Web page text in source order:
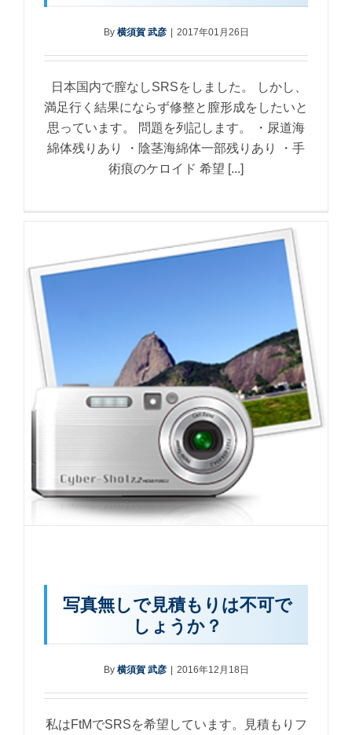
By 横須賀 武彦 | 2017年01月26日
日本国内で膣なしSRSをしました。 しかし、
満足行く結果にならず修整と膣形成をしたいと
思っています。 問題を列記します。 ・尿道海
綿体残りあり ・陰茎海綿体一部残りあり ・手
術痕のケロイド 希望 [...]
写真無しで見積もりは不可で
しょうか？
By 横須賀 武彦 | 2016年12月18日
私はFtMでSRSを希望しています。見積もりフ